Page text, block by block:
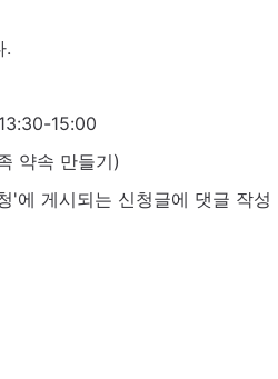
.
15:00
약속 만들기)
'에 게시되는 신청글에 댓글 작성